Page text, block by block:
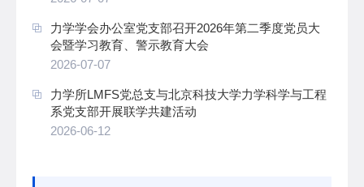
力学学会办公室党支部召开2026年第二季度党员大
会暨学习教育、警示教育大会
2026-07-07
力学所LMFS党总支与北京科技大学力学科学与工程
系党支部开展联学共建活动
2026-06-12